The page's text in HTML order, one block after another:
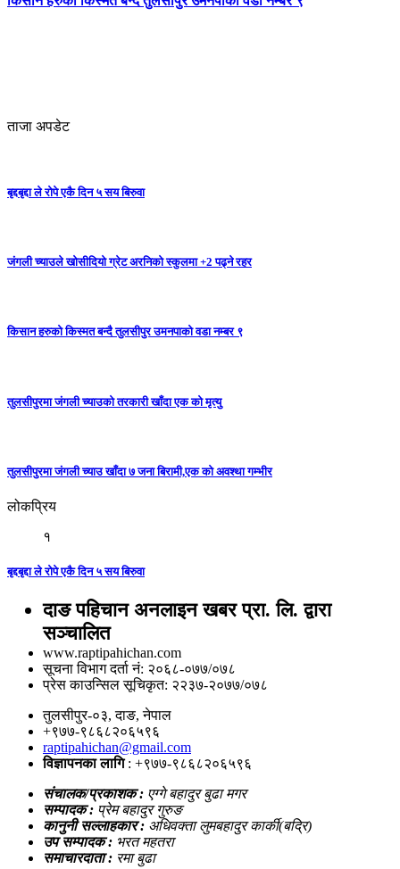
ताजा अपडेट
बृद्दबृद्दा ले रोपे एकै दिन ५ सय बिरुवा
जंगली च्याउले खोसीदियो ग्रेट अरनिको स्कुलमा +2 पढ्ने रहर
किसान हरुको किस्मत बन्दै तुलसीपुर उमनपाको वडा नम्बर ९
तुलसीपुरमा जंगली च्याउको तरकारी खाँदा एक को मृत्यु
तुलसीपुरमा जंगली च्याउ खाँदा ७ जना बिरामी,एक को अवश्था गम्भीर
लोकप्रिय
१
बृद्दबृद्दा ले रोपे एकै दिन ५ सय बिरुवा
दाङ पहिचान अनलाइन खबर प्रा. लि. द्वारा
सञ्चालित
www.raptipahichan.com
सूचना विभाग दर्ता नं: २०६८-०७७/०७८
प्रेस काउन्सिल सूचिकृत: २२३७-२०७७/०७८
तुलसीपुर-०३, दाङ, नेपाल
+९७७-९८६८२०६५९६
raptipahichan@gmail.com
विज्ञापनका लागि: +९७७-९८६८२०६५९६
संचालक/प्रकाशक : एग्गे बहादुर बुढा मगर
सम्पादक : प्रेम बहादुर गुरुङ
कानुनी सल्लाहकार : अधिवक्ता लुमबहादुर कार्की(बद्रि)
उप सम्पादक : भरत महतरा
समाचारदाता : रमा बुढा